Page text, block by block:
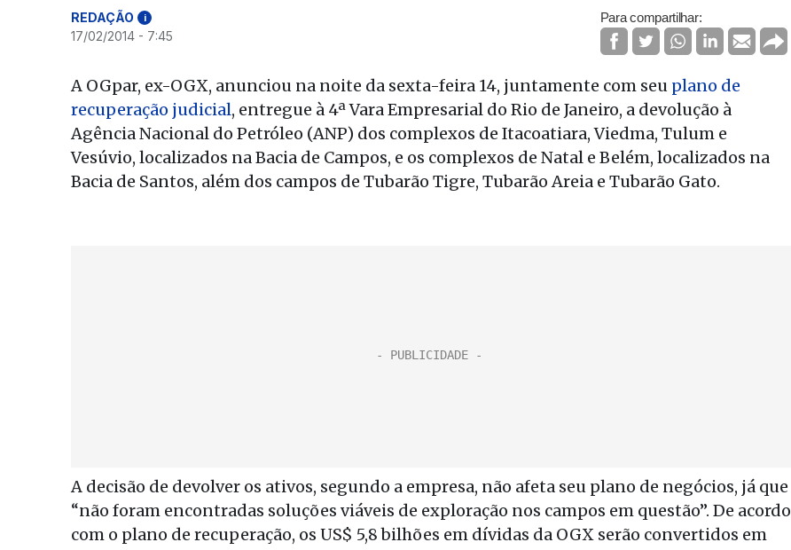
REDAÇÃO i
17/02/2014 - 7:45
Para compartilhar:
A OGpar, ex-OGX, anunciou na noite da sexta-feira 14, juntamente com seu plano de
recuperação judicial, entregue à 4ª Vara Empresarial do Rio de Janeiro, a devolução à
Agência Nacional do Petróleo (ANP) dos complexos de Itacoatiara, Viedma, Tulum e
Vesúvio, localizados na Bacia de Campos, e os complexos de Natal e Belém, localizados na
Bacia de Santos, além dos campos de Tubarão Tigre, Tubarão Areia e Tubarão Gato.
A decisão de devolver os ativos, segundo a empresa, não afeta seu plano de negócios, já que
“não foram encontradas soluções viáveis de exploração nos campos em questão”. De acordo
com o plano de recuperação, os US$ 5,8 bilhões em dívidas da OGX serão convertidos em